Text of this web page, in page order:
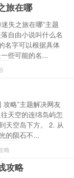
旅在哪
失之旅在哪”主题
自由小说叫什么名
名字可以根据具体
些可能的名...
攻略”主题解决网友
天空的连绵岛屿怎
天空岛下方。 2. 从
的陨石不...
略
攻略